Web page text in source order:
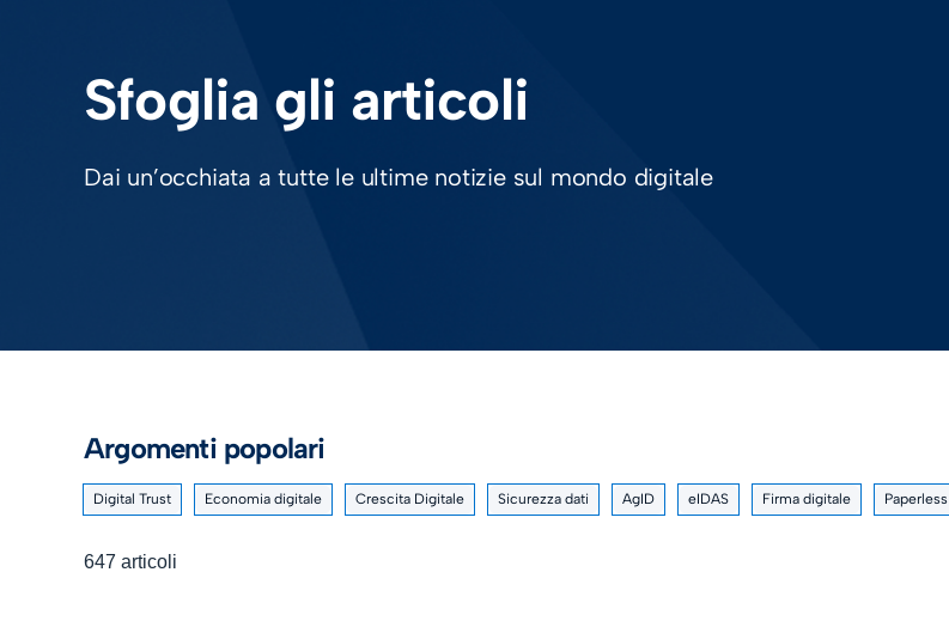
Sfoglia gli articoli
Dai un’occhiata a tutte le ultime notizie sul mondo digitale
Argomenti popolari
Digital Trust Economia digitale Crescita Digitale Sicurezza dati AgID eIDAS Firma digitale Paperless
647 articoli